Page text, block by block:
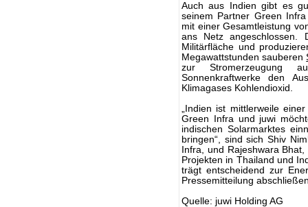
Auch aus Indien gibt es
seinem Partner Green
mit einer Gesamtleistung
ans Netz angeschlossen.
Militärfläche und
Megawattstunden sauberen
zur Stromerzeugung
Sonnenkraftwerke den
Klimagases Kohlendioxid.
„Indien ist mittlerweile
Green Infra und juwi
indischen Solarmarktes
bringen“, sind sich Shiv
Infra, und Rajeshwara
Projekten in Thailand und
trägt entscheidend zur
Pressemitteilung
Quelle: juwi Holding AG